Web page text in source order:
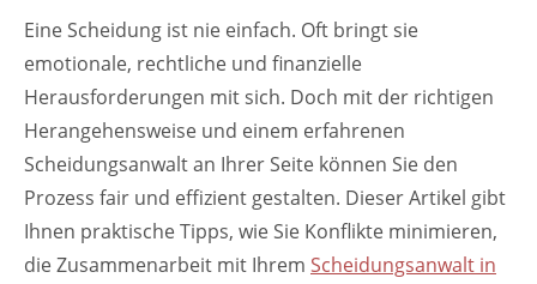
Eine Scheidung ist nie einfach. Oft bringt sie
emotionale, rechtliche und finanzielle
Herausforderungen mit sich. Doch mit der richtigen
Herangehensweise und einem erfahrenen
Scheidungsanwalt an Ihrer Seite können Sie den
Prozess fair und effizient gestalten. Dieser Artikel gibt
Ihnen praktische Tipps, wie Sie Konflikte minimieren,
die Zusammenarbeit mit Ihrem Scheidungsanwalt in